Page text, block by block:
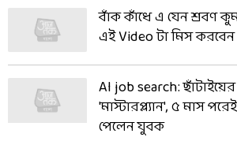
বাঁক কাঁধে এ যেন শ্রবণ
এই Video টা মিস করবেন
AI job search:
'মাস্টারপ্ল্যান', ৫ মাস
পেলেন যুবক